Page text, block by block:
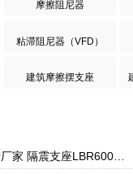
摩擦阻尼器
粘滞阻尼器（VFD）
建筑摩擦摆支座
橡胶隔震支座商家生产厂家 隔震支座LBR600生产厂家 天然橡胶隔震支座LNR1000-Ⅱ厂家